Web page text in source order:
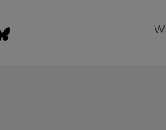
Bluesky